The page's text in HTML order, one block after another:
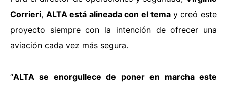
Corrieri, ALTA está alineada con el tema y creó este
proyecto siempre con la intención de ofrecer una
aviación cada vez más segura.
“ALTA se enorgullece de poner en marcha este